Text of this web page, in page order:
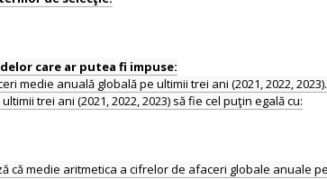
medie anuală globală pe ultimii trei ani (2021, 2022, 2023).
trei ani (2021, 2022, 2023) să fie cel puţin egală cu:
că medie aritmetica a cifrelor de afaceri globale anuale